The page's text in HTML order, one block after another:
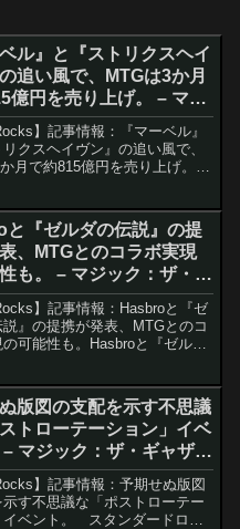
ベル』と『ストリクスヘイ
追い風で、MTGは3か月
億円を売り上げ。 – マジ
・ギャザリング
】記事情報：『マーベル』
クスヘイヴン』の追い風で、
月で約815億円を売り上げ。
と『ゼルダの伝説』の提
、MTGとのコラボ実現
も。 – マジック：ザ・ギ
グ
】記事情報：Hasbroと『ゼ
説』の提携が発表、MTGとのコ
可能性も。Hasbroと『ゼルダ
たるライセンス提携を発表...
版図の支配を示す不思議
トローテーション」イベ
– マジック：ザ・ギャザリ
】記事情報：予期せぬ版図
す不思議な「ポストローテー
イベント。 スタンダードロー